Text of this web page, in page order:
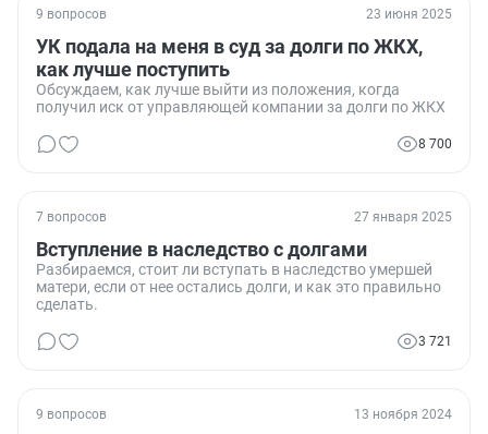
9 вопросов 23 июня 2025
УК подала на меня в суд за долги по ЖКХ,
как лучше поступить
Обсуждаем, как лучше выйти из положения, когда
получил иск от управляющей компании за долги по ЖКХ
8 700
7 вопросов 27 января 2025
Вступление в наследство с долгами
Разбираемся, стоит ли вступать в наследство умершей
матери, если от нее остались долги, и как это правильно
сделать.
3 721
9 вопросов 13 ноября 2024